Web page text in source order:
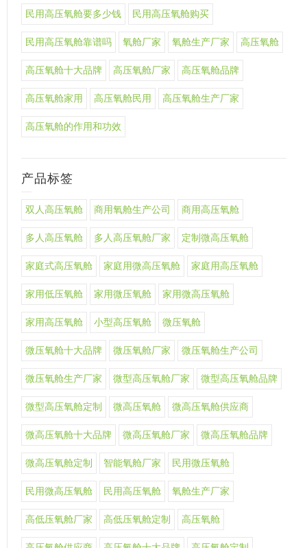
民用高压氧舱要多少钱 民用高压氧舱购买
民用高压氧舱靠谱吗 氧舱厂家 氧舱生产厂家 高压氧舱
高压氧舱十大品牌 高压氧舱厂家 高压氧舱品牌
高压氧舱家用 高压氧舱民用 高压氧舱生产厂家
高压氧舱的作用和功效
产品标签
双人高压氧舱 商用氧舱生产公司 商用高压氧舱
多人高压氧舱 多人高压氧舱厂家 定制微高压氧舱
家庭式高压氧舱 家庭用微高压氧舱 家庭用高压氧舱
家用低压氧舱 家用微压氧舱 家用微高压氧舱
家用高压氧舱 小型高压氧舱 微压氧舱
微压氧舱十大品牌 微压氧舱厂家 微压氧舱生产公司
微压氧舱生产厂家 微型高压氧舱厂家 微型高压氧舱品牌
微型高压氧舱定制 微高压氧舱 微高压氧舱供应商
微高压氧舱十大品牌 微高压氧舱厂家 微高压氧舱品牌
微高压氧舱定制 智能氧舱厂家 民用微压氧舱
民用微高压氧舱 民用高压氧舱 氧舱生产厂家
高低压氧舱厂家 高低压氧舱定制 高压氧舱